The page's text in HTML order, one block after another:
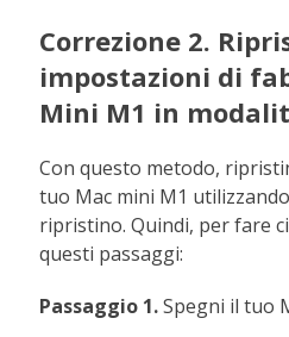
Correzione 2.
impostazioni di
Mini M1 in
Con questo metodo,
tuo Mac mini M1
ripristino. Quindi, per fare
questi passaggi:
Passaggio 1.Spegni il tuo